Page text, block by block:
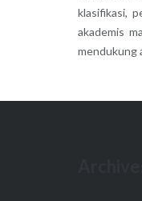
klasifikasi,
akademis
mendukung